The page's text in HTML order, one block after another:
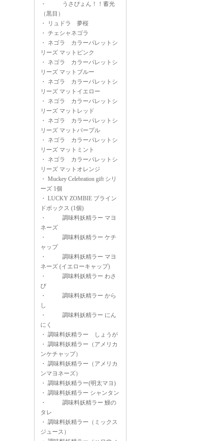
・
うさぴょん！！蓄光
（黒目）
・
リュドラ 夢桜
・ チェシャネゴラ
・ ネゴラ カラーパレットシ
リーズ マットピンク
・ ネゴラ カラーパレットシ
リーズ マットブルー
・ ネゴラ カラーパレットシ
リーズ マットイエロー
・ ネゴラ カラーパレットシ
リーズ マットレッド
・ ネゴラ カラーパレットシ
リーズ マットパープル
・ ネゴラ カラーパレットシ
リーズ マットミント
・ ネゴラ カラーパレットシ
リーズ マットオレンジ
・ Muckey Celebration gift シリ
ーズ 1個
・ LUCKY ZOMBIE ブライン
ドボックス (1個)
・
調味料妖精ラー マヨ
ネーズ
・
調味料妖精ラー ケチ
ャップ
・
調味料妖精ラー マヨ
ネーズ (イエローキャップ)
・
調味料妖精ラー わさ
び
・
調味料妖精ラー から
し
・
調味料妖精ラー にん
にく
・ 調味料妖精ラー しょうが
・ 調味料妖精ラー（アメリカ
ンケチャップ）
・ 調味料妖精ラー（アメリカ
ンマヨネーズ）
・ 調味料妖精ラー(明太マヨ)
・ 調味料妖精ラー シャンタン
・
調味料妖精ラー 鰻の
タレ
・ 調味料妖精ラー（ミックス
ジュース）